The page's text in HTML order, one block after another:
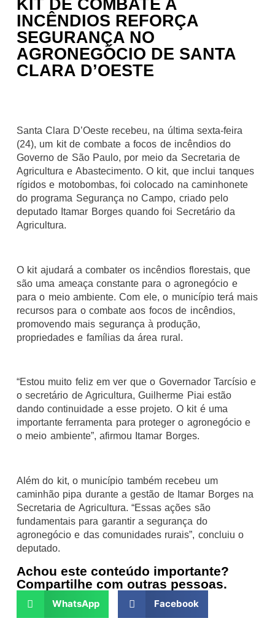
KIT DE COMBATE A
INCÊNDIOS REFORÇA
SEGURANÇA NO
AGRONEGÓCIO DE SANTA
CLARA D’OESTE
Santa Clara D’Oeste recebeu, na última sexta-feira
(24), um kit de combate a focos de incêndios do
Governo de São Paulo, por meio da Secretaria de
Agricultura e Abastecimento. O kit, que inclui tanques
rígidos e motobombas, foi colocado na caminhonete
do programa Segurança no Campo, criado pelo
deputado Itamar Borges quando foi Secretário da
Agricultura.
O kit ajudará a combater os incêndios florestais, que
são uma ameaça constante para o agronegócio e
para o meio ambiente. Com ele, o município terá mais
recursos para o combate aos focos de incêndios,
promovendo mais segurança à produção,
propriedades e famílias da área rural.
“Estou muito feliz em ver que o Governador Tarcísio e
o secretário de Agricultura, Guilherme Piai estão
dando continuidade a esse projeto. O kit é uma
importante ferramenta para proteger o agronegócio e
o meio ambiente”, afirmou Itamar Borges.
Além do kit, o município também recebeu um
caminhão pipa durante a gestão de Itamar Borges na
Secretaria de Agricultura. “Essas ações são
fundamentais para garantir a segurança do
agronegócio e das comunidades rurais”, concluiu o
deputado.
Achou este conteúdo importante?
Compartilhe com outras pessoas.
WhatsApp Facebook